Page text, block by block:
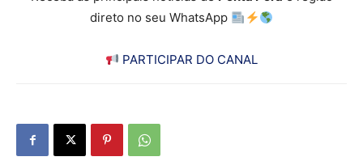
direto no seu WhatsApp
PARTICIPAR DO CANAL